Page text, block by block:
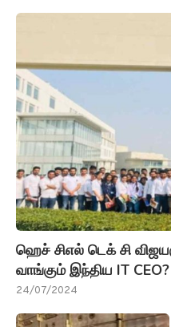
ஹெச் சிஎல் டெக் சி
வாங்கும் இந்திய IT CEO?
24/07/2024